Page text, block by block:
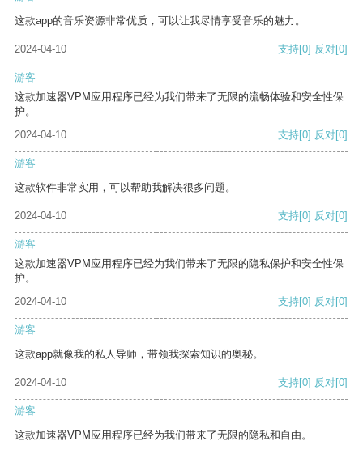
这款app的音乐资源非常优质，可以让我尽情享受音乐的魅力。
2024-04-10 支持[0] 反对[0]
游客
这款加速器VPM应用程序已经为我们带来了无限的流畅体验和安全性保
护。
2024-04-10
支持[0] 反对[0]
游客
这款软件非常实用，可以帮助我解决很多问题。
2024-04-10 支持[0] 反对[0]
游客
这款加速器VPM应用程序已经为我们带来了无限的隐私保护和安全性保
护。
2024-04-10
支持[0] 反对[0]
游客
这款app就像我的私人导师，带领我探索知识的奥秘。
2024-04-10 支持[0] 反对[0]
游客
这款加速器VPM应用程序已经为我们带来了无限的隐私和自由。